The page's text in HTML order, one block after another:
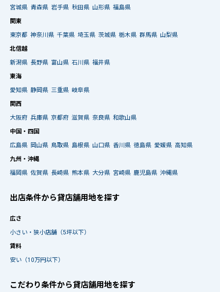
宮城県 青森県 岩手県 秋田県 山形県 福島県
関東
東京都 神奈川県 千葉県 埼玉県 茨城県 栃木県 群馬県 山梨県
北信越
新潟県 長野県 富山県 石川県 福井県
東海
愛知県 静岡県 三重県 岐阜県
関西
大阪府 兵庫県 京都府 滋賀県 奈良県 和歌山県
中国・四国
広島県 岡山県 鳥取県 島根県 山口県 香川県 徳島県 愛媛県 高知県
九州・沖縄
福岡県 佐賀県 長崎県 熊本県 大分県 宮崎県 鹿児島県 沖縄県
出店条件から貸店舗用地を探す
広さ
小さい・狭小店舗（5坪以下）
賃料
安い（10万円以下）
こだわり条件から貸店舗用地を探す